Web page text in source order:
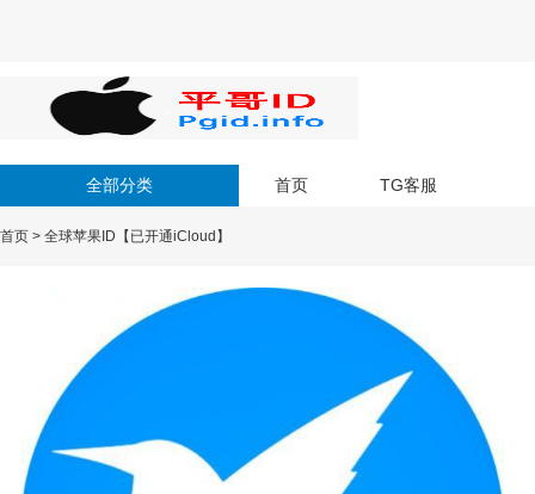
全部分类 首页 TG客服
首页 > 全球苹果ID【已开通iCloud】